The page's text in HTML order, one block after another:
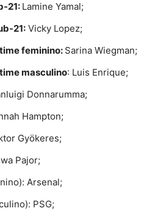
21: Lamine Yamal;
21: Vicky Lopez;
feminino: Sarina Wiegman;
masculino: Luis Enrique;
Donnarumma;
Hampton;
Gyökeres;
Pajor;
Arsenal;
PSG;